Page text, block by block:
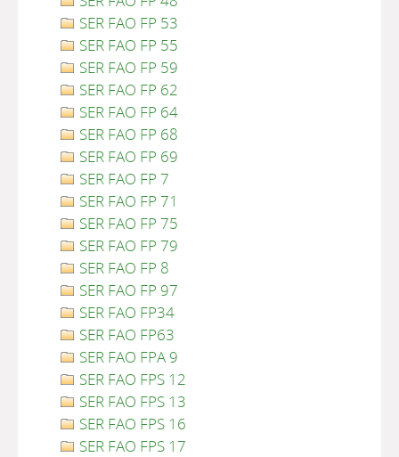
SER FAO FP 53
SER FAO FP 55
SER FAO FP 59
SER FAO FP 62
SER FAO FP 64
SER FAO FP 68
SER FAO FP 69
SER FAO FP 7
SER FAO FP 71
SER FAO FP 75
SER FAO FP 79
SER FAO FP 8
SER FAO FP 97
SER FAO FP34
SER FAO FP63
SER FAO FPA 9
SER FAO FPS 12
SER FAO FPS 13
SER FAO FPS 16
SER FAO FPS 17